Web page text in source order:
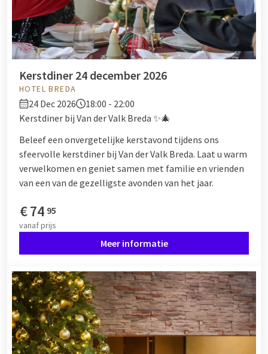
Kerstdiner 24 december 2026
HOTEL BREDA
24 Dec 2026
18:00 - 22:00
Kerstdiner bij Van der Valk Breda ✨🎄
Beleef een onvergetelijke kerstavond tijdens ons
sfeervolle kerstdiner bij Van der Valk Breda. Laat u warm
verwelkomen en geniet samen met familie en vrienden
van een van de gezelligste avonden van het jaar.
€74 95
vanafprijs
Meer informatie